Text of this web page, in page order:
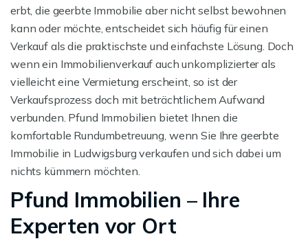
erbt, die geerbte Immobilie aber nicht selbst bewohnen
kann oder möchte, entscheidet sich häufig für einen
Verkauf als die praktischste und einfachste Lösung. Doch
wenn ein Immobilienverkauf auch unkomplizierter als
vielleicht eine Vermietung erscheint, so ist der
Verkaufsprozess doch mit beträchtlichem Aufwand
verbunden. Pfund Immobilien bietet Ihnen die
komfortable Rundumbetreuung, wenn Sie Ihre geerbte
Immobilie in Ludwigsburg verkaufen und sich dabei um
nichts kümmern möchten.
Pfund Immobilien – Ihre
Experten vor Ort